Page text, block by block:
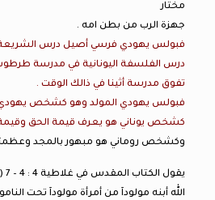
مختار
جهزة الرب من بطن امه .
فبولس يهودي فرسي أصيل درس الشريعة
درس الفلسفة اليونانية في مدرسة
تفوق مدرسة أثينا في ذالك الوقت .
فبولس يهودي المولد وهو كشخص
كشخص يوناني هو يعرف قيمة الحق
وكشخص روماني هو مبهور بالمجد
الله أبنه مولودآ من أمرأة مولودآ تحت